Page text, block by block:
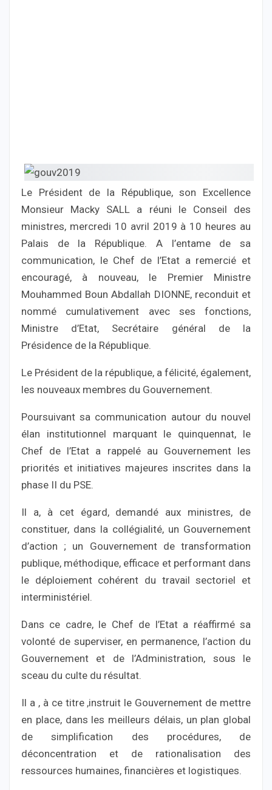
Le Président de la République, son Excellence
Monsieur Macky SALL a réuni le Conseil des
ministres, mercredi 10 avril 2019 à 10 heures au
Palais de la République. A l’entame de sa
communication, le Chef de l’Etat a remercié et
encouragé, à nouveau, le Premier Ministre
Mouhammed Boun Abdallah DIONNE, reconduit et
nommé cumulativement avec ses fonctions,
Ministre d’Etat, Secrétaire général de la
Présidence de la République.
Le Président de la république, a félicité, également,
les nouveaux membres du Gouvernement.
Poursuivant sa communication autour du nouvel
élan institutionnel marquant le quinquennat, le
Chef de l’Etat a rappelé au Gouvernement les
priorités et initiatives majeures inscrites dans la
phase II du PSE.
Il a, à cet égard, demandé aux ministres, de
constituer, dans la collégialité, un Gouvernement
d’action ; un Gouvernement de transformation
publique, méthodique, efficace et performant dans
le déploiement cohérent du travail sectoriel et
interministériel.
Dans ce cadre, le Chef de l’Etat a réaffirmé sa
volonté de superviser, en permanence, l’action du
Gouvernement et de l’Administration, sous le
sceau du culte du résultat.
Il a , à ce titre ,instruit le Gouvernement de mettre
en place, dans les meilleurs délais, un plan global
de simplification des procédures, de
déconcentration et de rationalisation des
ressources humaines, financières et logistiques.